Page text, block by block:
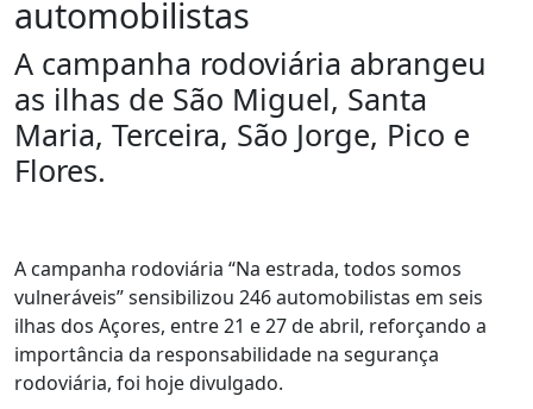
automobilistas
A campanha rodoviária abrangeu
as ilhas de São Miguel, Santa
Maria, Terceira, São Jorge, Pico e
Flores.
A campanha rodoviária “Na estrada, todos somos
vulneráveis” sensibilizou 246 automobilistas em seis
ilhas dos Açores, entre 21 e 27 de abril, reforçando a
importância da responsabilidade na segurança
rodoviária, foi hoje divulgado.